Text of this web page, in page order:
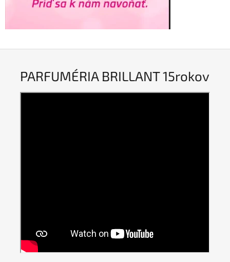
v
PARFUMÉRIA BRILLANT 15rokov